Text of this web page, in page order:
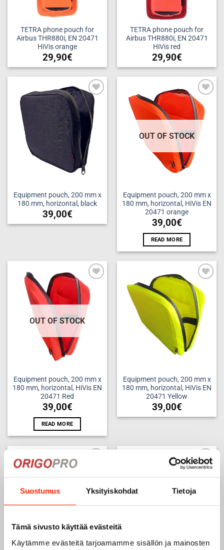
Suostumus Yksityiskohdat Tietoja
Tämä sivusto käyttää evästeitä
Käytämme evästeitä tarjoamamme sisällön ja mainosten
TETRA phone pouch for
Airbus THR880i, EN 20471
HiVis orange
29,90€
TETRA phone pouch for
Airbus THR880i, EN 20471
HiVis red
29,90€
Add to
wishlist
Equipment pouch, 200 mm x
180 mm, horizontal, black
39,00€
Add to
wishlist
OUT OF STOCK
Equipment pouch, 200 mm x
180 mm, horizontal, HiVis EN
20471 orange
39,00€
READ MORE
Add to
wishlist
OUT OF STOCK
Equipment pouch, 200 mm x
180 mm, horizontal, HiVis EN
20471 Red
39,00€
READ MORE
Add to
wishlist
Equipment pouch, 200 mm x
180 mm, horizontal, HiVis EN
20471 Yellow
39,00€
Add to